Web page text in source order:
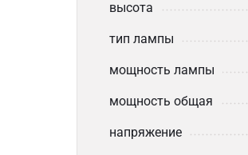
высота
тип лампы
мощность лампы
мощность общая
напряжение